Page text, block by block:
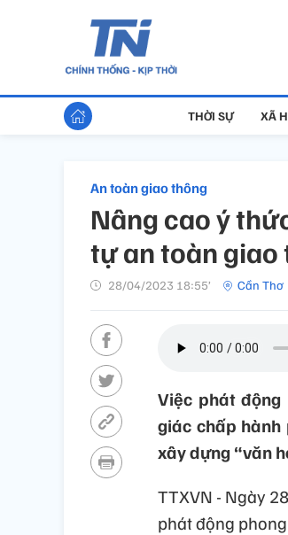
THỜI SỰ XÃ
An toàn giao thông
Nâng cao ý
tự an toàn giao
28/04/2023 18:55’ Cần Thơ
Việc phát
giác chấp
xây dựng “văn
TTXVN - Ngày
phát động